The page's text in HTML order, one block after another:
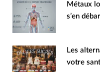
Métaux
s’en
Les
votre